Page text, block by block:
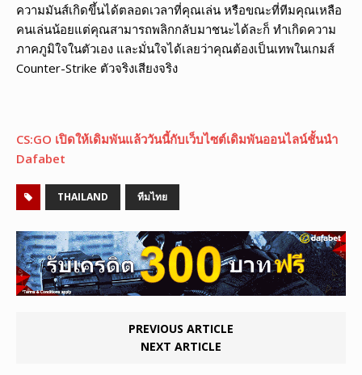
ความมันส์เกิดขึ้นได้ตลอดเวลาที่คุณเล่น หรือขณะที่ทีมคุณเหลือ
คนเล่นน้อยแต่คุณสามารถพลิกกลับมาชนะได้ละก็ ทำเกิดความ
ภาคภูมิใจในตัวเอง และมั่นใจได้เลยว่าคุณต้องเป็นเทพในเกมส์
Counter-Strike ตัวจริงเสียงจริง
CS:GO เปิดให้เดิมพันแล้ววันนี้กับเว็บไซต์เดิมพันออนไลน์ชั้นนำ
Dafabet
THAILAND ทีมไทย
PREVIOUS ARTICLE
NEXT ARTICLE